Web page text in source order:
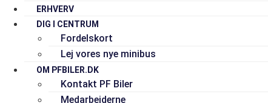
ERHVERV
DIG I CENTRUM
Fordelskort
Lej vores nye minibus
OM PFBILER.DK
Kontakt PF Biler
Medarbejderne